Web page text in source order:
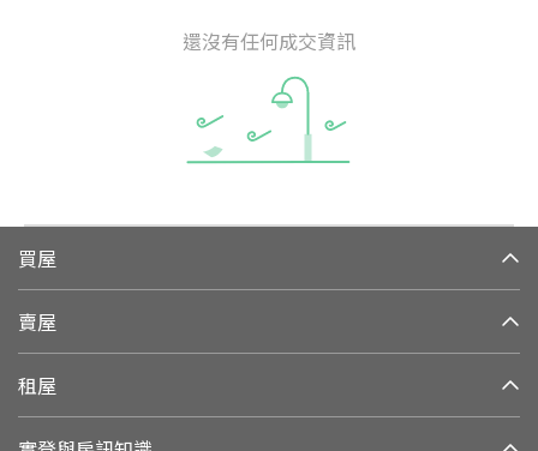
還沒有任何成交資訊
買屋
賣屋
租屋